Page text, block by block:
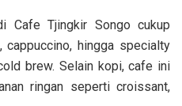
Cafe Tjingkir Songo cukup
hingga specialty
brew. Selain kopi, cafe ini
ringan seperti croissant,